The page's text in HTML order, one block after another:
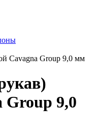
Cavagna Group 9,0 мм
Group 9,0